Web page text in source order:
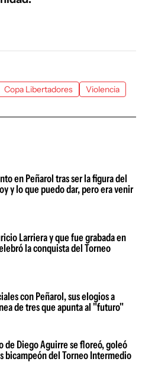
Copa Libertadores Violencia
en Peñarol tras ser la figura del
y lo que puedo dar, pero era venir
Larriera y que fue grabada en
la conquista del Torneo
con Peñarol, sus elogios a
de tres que apunta al "futuro"
de Diego Aguirre se floreó, goleó
bicampeón del Torneo Intermedio